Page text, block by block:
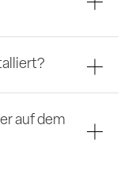
auf dem